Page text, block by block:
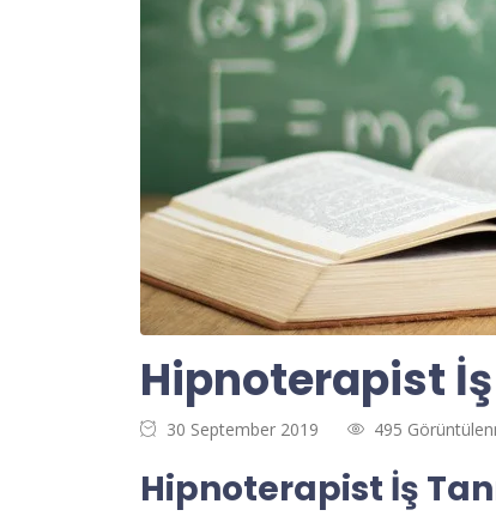
Hipnoterapist İş
30 September 2019 495
Hipnoterapist İş